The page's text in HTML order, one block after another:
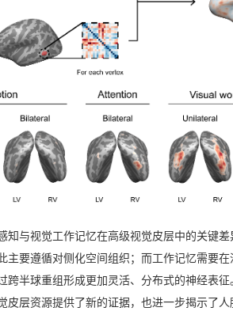
知与视觉工作记忆在高级视觉皮层中的关键
主要遵循对侧化空间组织；而工作记忆需要
跨半球重组形成更加灵活、分布式的神经表
皮层资源提供了新的证据，也进一步揭示了